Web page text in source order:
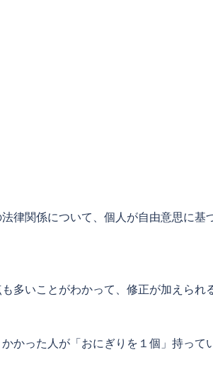
律関係について、個人が自由意思に基
多いことがわかって、修正が加えられ
かった人が「おにぎりを１個」持って